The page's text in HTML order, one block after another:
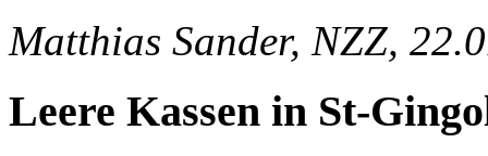
Matthias Sander, NZZ,
Leere Kassen in St-